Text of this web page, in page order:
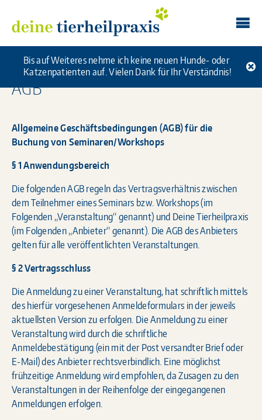
Bis auf Weiteres nehme ich keine neuen Hunde- oder
Katzenpatienten auf. Vielen Dank für Ihr Verständnis!
content
Deine Tierheilpraxis
AGB
Allgemeine Geschäftsbedingungen (AGB) für die
Buchung von Seminaren/Workshops
§ 1 Anwendungsbereich
Die folgenden AGB regeln das Vertragsverhältnis zwischen
dem Teilnehmer eines Seminars bzw. Workshops (im
Folgenden „Veranstaltung“ genannt) und Deine Tierheilpraxis
(im Folgenden „Anbieter“ genannt). Die AGB des Anbieters
gelten für alle veröffentlichten Veranstaltungen.
§ 2 Vertragsschluss
Die Anmeldung zu einer Veranstaltung, hat schriftlich mittels
des hierfür vorgesehenen Anmeldeformulars in der jeweils
aktuellsten Version zu erfolgen. Die Anmeldung zu einer
Veranstaltung wird durch die schriftliche
Anmeldebestätigung (ein mit der Post versandter Brief oder
E-Mail) des Anbieter rechtsverbindlich. Eine möglichst
frühzeitige Anmeldung wird empfohlen, da Zusagen zu den
Veranstaltungen in der Reihenfolge der eingegangenen
Anmeldungen erfolgen.